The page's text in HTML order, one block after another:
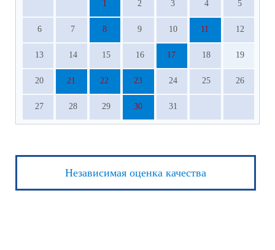
1 2 3 4 5
6 7 8 9 10 11 12
13 14 15 16 17 18 19
20 21 22 23 24 25 26
27 28 29 30 31
Независимая оценка качества